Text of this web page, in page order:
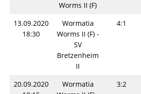
Worms II (F)
13.09.2020
18:30
Wormatia
Worms II (F) -
SV
Bretzenheim
II
4:1
20.09.2020
Wormatia
3:2